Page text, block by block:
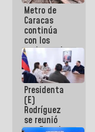
Metro de
Caracas
continúa
con los
trabajos de
mantenimiento
e inspección
en la Línea 2
Presidenta
(E)
Rodríguez
se reunió